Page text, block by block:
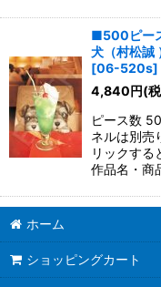
■500ピー
犬（村松
[06-520s]
4,840円(
ピース数
ネルは別売
リックする
作品名・商
ホーム
ショッピングカート